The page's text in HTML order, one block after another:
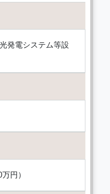
発電システム等設
円）